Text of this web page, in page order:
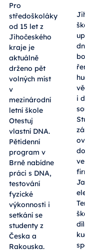
Pro
středoškoláky
od 15 let z
Jihočeského
kraje je
aktuálně
drženo pět
volných míst
v
mezinárodní
letní škole
Otestuj
vlastní DNA.
Pětidenní
program v
Brně nabídne
práci s DNA,
testování
fyzické
výkonnosti i
setkání se
studenty z
Česka a
Rakouska.
i